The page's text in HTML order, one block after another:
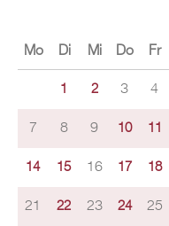
Mo Di Mi Do Fr
1 2 3 4
7 8 9 10 11
14 15 16 17 18
21 22 23 24 25